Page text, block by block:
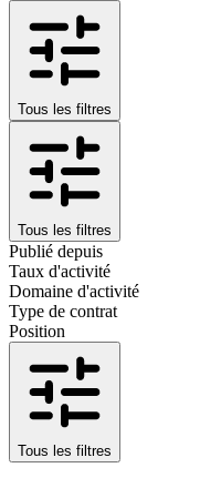
Tous les filtres
Tous les filtres
Publié depuis
Taux d'activité
Domaine d'activité
Type de contrat
Position
Tous les filtres